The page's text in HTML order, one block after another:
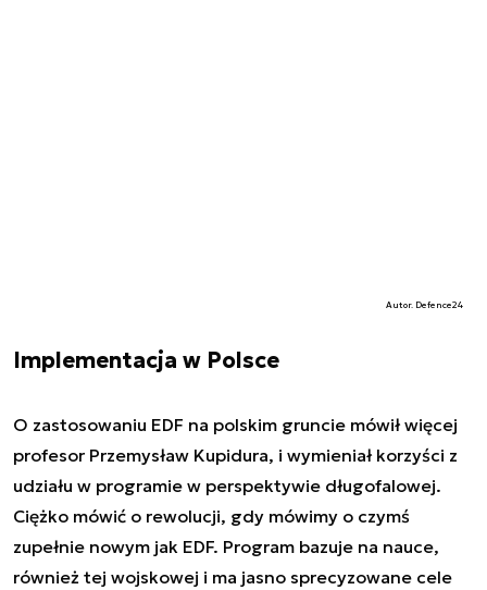
Autor. Defence24
Implementacja w Polsce
O zastosowaniu EDF na polskim gruncie mówił więcej
profesor Przemysław Kupidura, i wymieniał korzyści z
udziału w programie w perspektywie długofalowej.
Ciężko mówić o rewolucji, gdy mówimy o czymś
zupełnie nowym jak EDF. Program bazuje na nauce,
również tej wojskowej i ma jasno sprecyzowane cele